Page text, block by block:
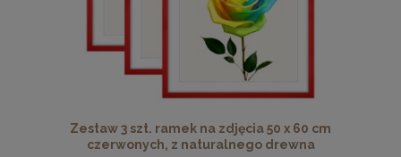
Zestaw 3 szt. ramek na zdjęcia 50 x 60 cm
czerwonych, z naturalnego drewna